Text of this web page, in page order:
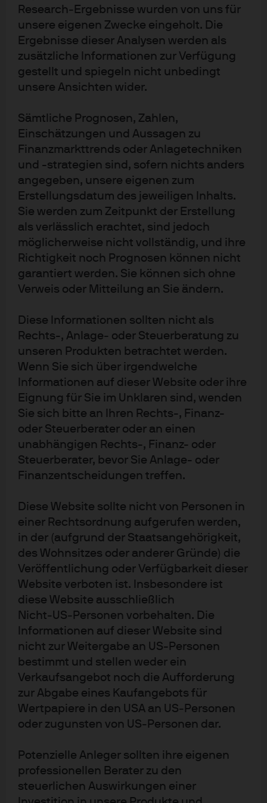
Research‑Ergebnisse wurden von uns für
unsere eigenen Zwecke eingeholt. Die
Ergebnisse dieser Analysen werden als
zusätzliche Informationen zur Verfügung
gestellt und spiegeln nicht unbedingt
unsere Ansichten wider.
Sämtliche Prognosen, Zahlen,
Einschätzungen und Aussagen zu
Finanzmarkttrends oder Anlagetechniken
und -strategien sind, sofern nichts anders
angegeben, unsere eigenen zum
Erstellungsdatum des jeweiligen Inhalts.
Sie werden zum Zeitpunkt der Erstellung
als verlässlich erachtet, sind jedoch
möglicherweise nicht vollständig, und ihre
Richtigkeit noch Prognosen können nicht
garantiert werden. Sie können sich ohne
Verweis oder Mitteilung an Sie ändern.
Diese Informationen sollten nicht als
Rechts-, Anlage‑ oder Steuerberatung zu
unseren Produkten betrachtet werden.
Wenn Sie sich über irgendwelche
Informationen auf dieser Website oder ihre
Eignung für Sie im Unklaren sind, wenden
Sie sich bitte an Ihren Rechts-, Finanz-
oder Steuerberater oder an einen
unabhängigen Rechts-, Finanz- oder
Steuerberater, bevor Sie Anlage- oder
Finanzentscheidungen treffen.
Diese Website sollte nicht von Personen in
einer Rechtsordnung aufgerufen werden,
in der (aufgrund der Staatsangehörigkeit,
des Wohnsitzes oder anderer Gründe) die
Veröffentlichung oder Verfügbarkeit dieser
Website verboten ist. Insbesondere ist
diese Website ausschließlich
Nicht‑US‑Personen vorbehalten. Die
Informationen auf dieser Website sind
nicht zur Weitergabe an US-Personen
bestimmt und stellen weder ein
Verkaufsangebot noch die Aufforderung
zur Abgabe eines Kaufangebots für
Wertpapiere in den USA an US‑Personen
oder zugunsten von US‑Personen dar.
Potenzielle Anleger sollten ihre eigenen
professionellen Berater zu den
steuerlichen Auswirkungen einer
effizienteren Kapitaleinsatz und weniger
wettbewerbsintensive Prozesse ab, während wir
gleichzeitig in der Lage sind, unsere bestehenden
Geschäfte und Managementteams zu optimieren.
Beispiele sind unter anderem die Ergänzung eines breit
Expansion eines regulierten Versorgers in ein neues
Land, organisch oder durch Akquisition.
Als Kreditgeber konzentrieren wir uns auf die Sektoren,
die echte Eintrittsbarrieren und Sichtbarkeit der
Cashflows bieten, und stellen fest, dass die
„Energiewende“ weg von fossilen Brennstoffen sowohl
Herausforderungen als auch neue Anlagemöglichkeiten
mit sich bringt.
Keine Abkehr von Core-Anlagen
Unseres Erachtens sind die risikobereinigten laufenden
weiterhin attraktiv. Wie jedoch die Aussage „zu viel Geld
für zu wenige Deals“ andeutet, erhöhen einige Anleger
laufenden Erträge aufrechtzuerhalten. Ganz gleich, ob
durch Anlagen in neuen Regionen oder Sektoren, die
zusätzlichen laufenden Erträge gehen auch mit
zusätzlichen Risiken einher.
Insbesondere aufgrund des spätzyklischen Umfelds
konzentrieren wir uns auf Anlagen, die der etablierten
Linie der Fähigkeit, eine klare Prognose der langfristigen
Rendite zu bieten. Echte Core-Infrastrukturanlagen
können eine niedrige Volatilität, eine geringe Korrelation
mit Aktien und Anleihen sowie zuverlässige Barrenditen
bieten. Wir glauben, dass Diversifikation und
Abwärtsschutz den Anlegern insbesondere im
Spätzyklus zugute kommen werden.
ESG-Aspekte und erneuerbare Energien
Um die risikobereinigten laufenden Erträge zu
optimieren, ist die Berücksichtigung der ESG-Faktoren
nach wie vor von grundlegender Bedeutung. Ein Fokus
auf ESG-Aspekte orientiert sich eng an den Zielen von
Infrastrukturanlagen, sowohl im Aktien- als auch im
Die ökologischen Vorteile erneuerbarer Energien
beflügeln beispielsweise sowohl das Angebot als auch
die Nachfrage im Sektor. Dadurch stehen langfristige